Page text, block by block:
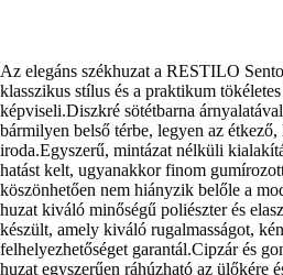
Az elegáns székhuzat a RESTILO
klasszikus stílus és a praktikum
képviseli.Diszkré sötétbarna
bármilyen belső térbe, legyen az
iroda.Egyszerű, mintázat nélküli
hatást kelt, ugyanakkor finom
köszönhetően nem hiányzik belőle a
huzat kiváló minőségű poliészter és
készült, amely kiváló rugalmasságot,
felhelyezhetőséget garantál.Cipzár és
huzat egyszerűen ráhúzható az ülőkére